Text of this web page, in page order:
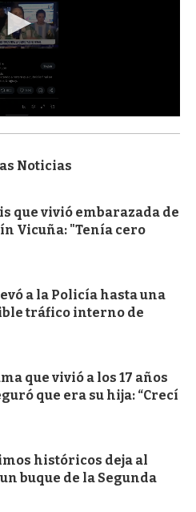
Noticias
que vivió embarazada de
Vicuña: "Tenía cero
a la Policía hasta una
tráfico interno de
que vivió a los 17 años
que era su hija: “Crecí
históricos deja al
buque de la Segunda